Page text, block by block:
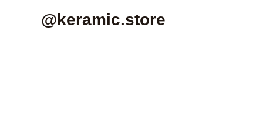
@keramic.store